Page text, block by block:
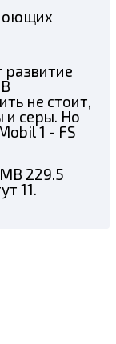
развитие
не стоит,
и серы. Но
1 - FS
229.5
11.